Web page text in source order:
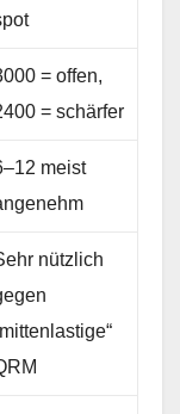
= offen,
= schärfer
meist
nützlich